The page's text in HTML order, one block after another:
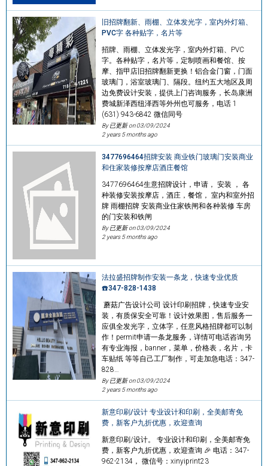
旧招牌翻新、雨棚、立体发光字，室内外灯箱、
PVC字 各种贴字，名片等
招牌、雨棚、立体发光字，室内外灯箱、PVC
字。各种贴字，名片等，定制喷画和餐馆、按
摩、指甲店旧招牌翻新更换！铝合金门窗，门面
玻璃门，浴室玻璃门、隔段。纽约五大地区及周
边免费设计安装，提供上门咨询服务，长岛康洲
费城新泽西纽泽西等外州也可服务，电话 1
(631) 943-6842 微信同号
By 已更新 on03/09/2024
2 years 5 months ago
3477696464招牌安装 商业铁门玻璃门安装商业
和住家装修按摩店酒庄餐馆
3477696464生意招牌设计，申请， 安装 ， 各
种装修安装按摩店，酒庄，餐馆， 室内和室外招
牌 雨棚招牌 安装商业住家铁闸和各种装修 车房
的门安装和铁闸
By 已更新 on03/09/2024
2 years 5 months ago
法拉盛招牌制作安装一条龙，快速专业优质
☎️347-828-1438
蘑菇广告设计公司 设计印刷招牌，快速专业安
装，有质保安全可靠！设计效果图，售后服务一
应俱全发光字，立体字，任意风格招牌都可以制
作！permit申请一条龙服务，详情可电话咨询另
有专业海报，banner，菜单，价格表，名片，卡
车贴纸 等等自己工厂制作，可走加急电话：347-
828…
By 已更新 on03/09/2024
2 years 5 months ago
新意印刷/设计 专业设计和印刷，全美邮寄免
费，新客户九折优惠，欢迎查询
新意印刷/设计。 专业设计和印刷，全美邮寄免
费，新客户九折优惠，欢迎查询 🎉 电话：347-
962-2134， 微信号：xinyiprint23